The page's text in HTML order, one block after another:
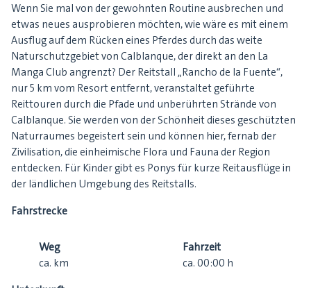
Wenn Sie mal von der gewohnten Routine ausbrechen und
etwas neues ausprobieren möchten, wie wäre es mit einem
Ausflug auf dem Rücken eines Pferdes durch das weite
Naturschutzgebiet von Calblanque, der direkt an den La
Manga Club angrenzt? Der Reitstall „Rancho de la Fuente“,
nur 5 km vom Resort entfernt, veranstaltet geführte
Reittouren durch die Pfade und unberührten Strände von
Calblanque. Sie werden von der Schönheit dieses geschützten
Naturraumes begeistert sein und können hier, fernab der
Zivilisation, die einheimische Flora und Fauna der Region
entdecken. Für Kinder gibt es Ponys für kurze Reitausflüge in
der ländlichen Umgebung des Reitstalls.
Fahrstrecke
Weg
ca. km
Fahrzeit
ca. 00:00 h